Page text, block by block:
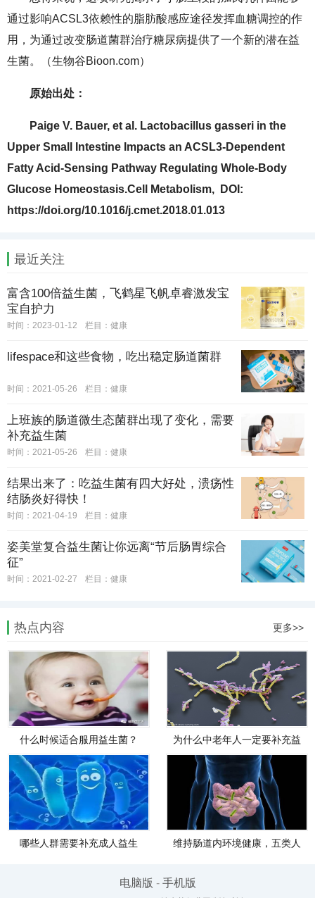
通过影响ACSL3依赖性的脂肪酸感应途径发挥血糖调控的作
用，为通过改变肠道菌群治疗糖尿病提供了一个新的潜在益
生菌。（生物谷Bioon.com）
原始出处：
Paige V. Bauer, et al. Lactobacillus gasseri in the
Upper Small Intestine Impacts an ACSL3-Dependent
Fatty Acid-Sensing Pathway Regulating Whole-Body
Glucose Homeostasis.Cell Metabolism, DOI:
https://doi.org/10.1016/j.cmet.2018.01.013
最近关注
富含100倍益生菌，飞鹤星飞帆卓睿激发宝
宝自护力
时间：2023-01-12 栏目： 健康
lifespace和这些食物，吃出稳定肠道菌群
时间：2021-05-26 栏目： 健康
上班族的肠道微生态菌群出现了变化，需要
补充益生菌
时间：2021-05-26 栏目： 健康
结果出来了：吃益生菌有四大好处，溃疡性
结肠炎好得快！
时间：2021-04-19 栏目： 健康
姿美堂复合益生菌让你远离“节后肠胃综合
征”
时间：2021-02-27 栏目： 健康
热点内容 更多>>
什么时候适合服用益生菌？
为什么中老年人一定要补充益
哪些人群需要补充成人益生
维持肠道内环境健康，五类人
电脑版 - 手机版